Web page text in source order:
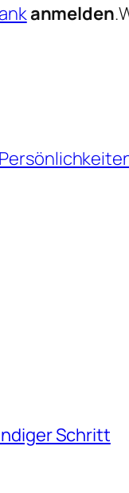
anmelden
Schritt